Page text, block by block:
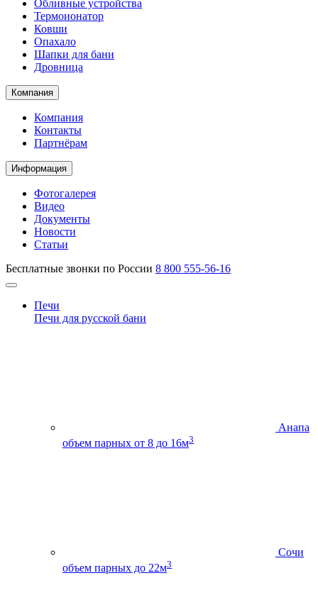
Обливные устройства
Термоионатор
Ковши
Опахало
Шапки для бани
Дровница
Компания
Компания
Контакты
Партнёрам
Информация
Фотогалерея
Видео
Документы
Новости
Статьи
Бесплатные звонки по России 8 800 555-56-16
Печи
Печи для русской бани
Анапа
объем парных от 8 до 16м3
Сочи
объем парных до 22м3